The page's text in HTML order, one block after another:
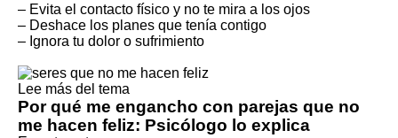
– Evita el contacto físico y no te mira a los ojos
– Deshace los planes que tenía contigo
– Ignora tu dolor o sufrimiento
Lee más del tema
Por qué me engancho con parejas que no
me hacen feliz: Psicólogo lo explica